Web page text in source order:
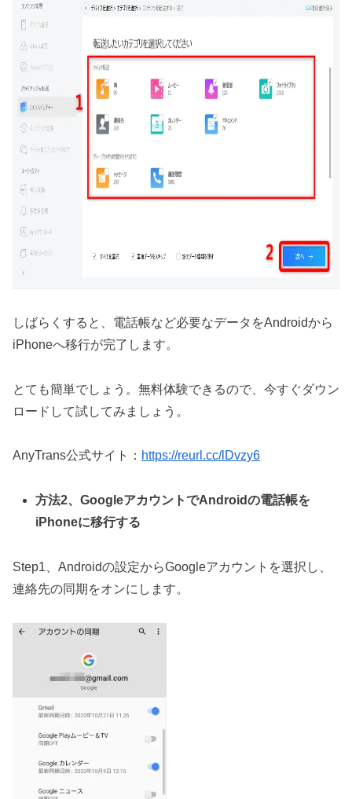
しばらくすると、電話帳など必要なデータをAndroidから
iPhoneへ移行が完了します。
とても簡単でしょう。無料体験できるので、今すぐダウン
ロードして試してみましょう。
AnyTrans公式サイト： https://reurl.cc/lDvzy6
方法2、GoogleアカウントでAndroidの電話帳を
iPhoneに移行する
Step1、Androidの設定からGoogleアカウントを選択し、
連絡先の同期をオンにします。